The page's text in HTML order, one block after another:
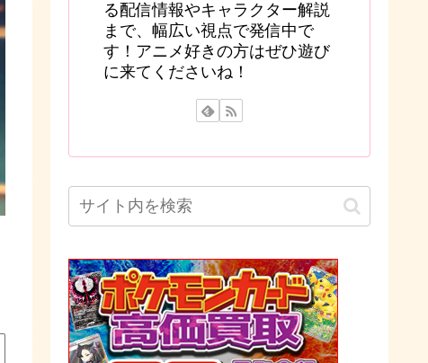
る配信情報やキャラクター解説
まで、幅広い視点で発信中で
す！アニメ好きの方はぜひ遊び
に来てくださいね！